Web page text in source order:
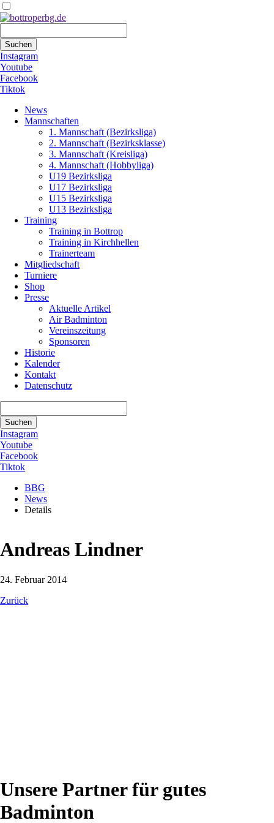
Suchen
Instagram
Youtube
Facebook
Tiktok
überspringen
News
Mannschaften
1. Mannschaft (Bezirksliga)
2. Mannschaft (Bezirksklasse)
3. Mannschaft (Kreisliga)
4. Mannschaft (Hobbyliga)
U19 Bezirksliga
U17 Bezirksliga
U15 Bezirksliga
U13 Bezirksliga
Training
Training in Bottrop
Training in Kirchhellen
Trainerteam
Mitgliedschaft
Turniere
Shop
Presse
Aktuelle Artikel
Air Badminton
Vereinszeitung
Sponsoren
Historie
Kalender
Kontakt
Datenschutz
Suchen
Instagram
Youtube
Facebook
Tiktok
BBG
News
Details
Andreas Lindner
24. Februar 2014
Zurück
Unsere Partner für gutes
Badminton